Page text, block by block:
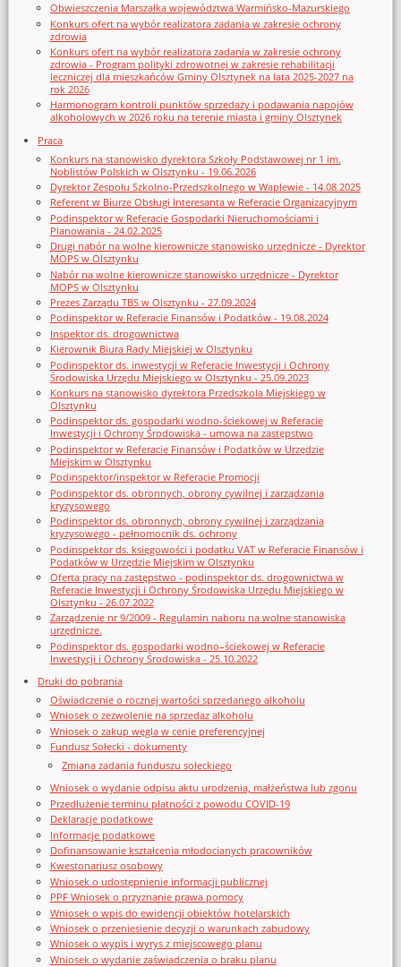
Obwieszczenia Marszałka województwa Warmińsko-Mazurskiego
Konkurs ofert na wybór realizatora zadania w zakresie ochrony
zdrowia
Konkurs ofert na wybór realizatora zadania w zakresie ochrony
zdrowia - Program polityki zdrowotnej w zakresie rehabilitacji
leczniczej dla mieszkańców Gminy Olsztynek na lata 2025-2027 na
rok 2026
Harmonogram kontroli punktów sprzedaży i podawania napojów
alkoholowych w 2026 roku na terenie miasta i gminy Olsztynek
Praca
Konkurs na stanowisko dyrektora Szkoły Podstawowej nr 1 im.
Noblistów Polskich w Olsztynku - 19.06.2026
Dyrektor Zespołu Szkolno-Przedszkolnego w Waplewie - 14.08.2025
Referent w Biurze Obsługi Interesanta w Referacie Organizacyjnym
Podinspektor w Referacie Gospodarki Nieruchomościami i
Planowania - 24.02.2025
Drugi nabór na wolne kierownicze stanowisko urzędnicze - Dyrektor
MOPS w Olsztynku
Nabór na wolne kierownicze stanowisko urzędnicze - Dyrektor
MOPS w Olsztynku
Prezes Zarządu TBS w Olsztynku - 27.09.2024
Podinspektor w Referacie Finansów i Podatków - 19.08.2024
Inspektor ds. drogownictwa
Kierownik Biura Rady Miejskiej w Olsztynku
Podinspektor ds. inwestycji w Referacie Inwestycji i Ochrony
Środowiska Urzędu Miejskiego w Olsztynku - 25.09.2023
Konkurs na stanowisko dyrektora Przedszkola Miejskiego w
Olsztynku
Podinspektor ds. gospodarki wodno-ściekowej w Referacie
Inwestycji i Ochrony Środowiska - umowa na zastępstwo
Podinspektor w Referacie Finansów i Podatków w Urzędzie
Miejskim w Olsztynku
Podinspektor/inspektor w Referacie Promocji
Podinspektor ds. obronnych, obrony cywilnej i zarządzania
kryzysowego
Podinspektor ds. obronnych, obrony cywilnej i zarządzania
kryzysowego - pełnomocnik ds. ochrony
Podinspektor ds. księgowości i podatku VAT w Referacie Finansów i
Podatków w Urzędzie Miejskim w Olsztynku
Oferta pracy na zastępstwo - podinspektor ds. drogownictwa w
Referacie Inwestycji i Ochrony Środowiska Urzędu Miejskiego w
Olsztynku - 26.07.2022
Zarządzenie nr 9/2009 - Regulamin naboru na wolne stanowiska
urzędnicze.
Podinspektor ds. gospodarki wodno–ściekowej w Referacie
Inwestycji i Ochrony Środowiska - 25.10.2022
Druki do pobrania
Oświadczenie o rocznej wartości sprzedanego alkoholu
Wniosek o zezwolenie na sprzedaz alkoholu
Wniosek o zakup węgla w cenie preferencyjnej
Fundusz Sołecki - dokumenty
Zmiana zadania funduszu sołeckiego
Wniosek o wydanie odpisu aktu urodzenia, małżeństwa lub zgonu
Przedłużenie terminu płatności z powodu COVID-19
Deklaracje podatkowe
Informacje podatkowe
Dofinansowanie kształcenia młodocianych pracowników
Kwestonariusz osobowy
Wniosek o udostępnienie informacji publicznej
PPF Wniosek o przyznanie prawa pomocy
Wniosek o wpis do ewidencji obiektów hotelarskich
Wniosek o przeniesienie decyzji o warunkach zabudowy
Wniosek o wypis i wyrys z miejscowego planu
Wniosek o wydanie zaświadczenia o braku planu